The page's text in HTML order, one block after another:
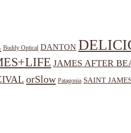
Buddy Optical DANTON
JAMES AFTER
orSlow Patagonia SAINT